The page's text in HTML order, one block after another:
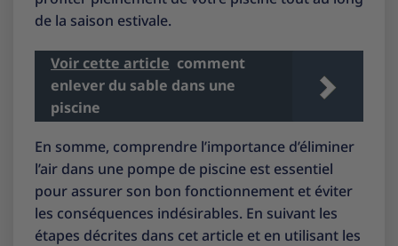
de la saison estivale.
Voir cette article comment
enlever du sable dans une
piscine
En somme, comprendre l’importance d’éliminer
l’air dans une pompe de piscine est essentiel
pour assurer son bon fonctionnement et éviter
les conséquences indésirables. En suivant les
étapes décrites dans cet article et en utilisant les